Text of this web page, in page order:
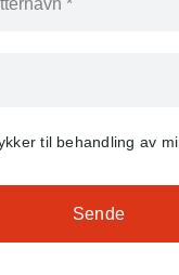
til behandling av
Sende